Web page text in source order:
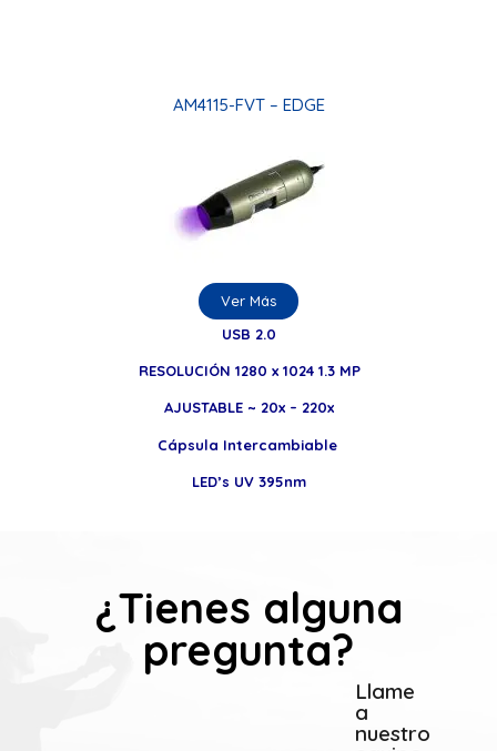
AM4115-FVT – EDGE
USB 2.0
RESOLUCIÓN 1280 x 1024 1.3 MP
AJUSTABLE ~ 20x – 220x
Cápsula Intercambiable
LED’s UV 395nm
Ver Más
¿Tienes alguna
pregunta?
Llame
a
nuestro